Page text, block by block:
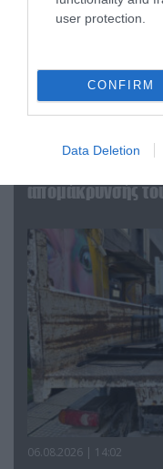
user protection.
CONFIRM
Data Deletion
Ο Γιάννης
απομάκρυνσής
06.08.2026 | 14:02